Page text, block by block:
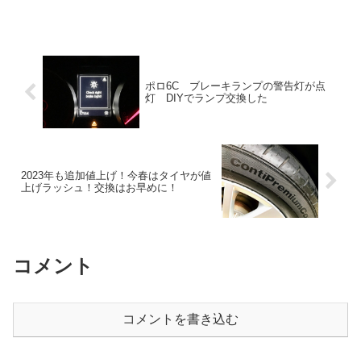
ポロ6C ブレーキランプの警告灯が点
灯 DIYでランプ交換した
2023年も追加値上げ！今春はタイヤが値
上げラッシュ！交換はお早めに！
コメント
コメントを書き込む